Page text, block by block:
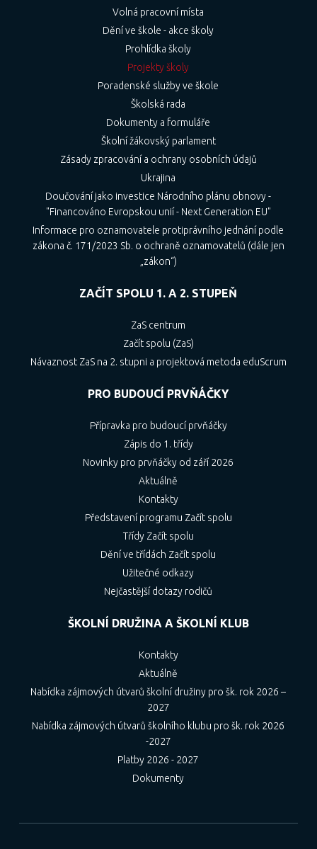
Volná pracovní místa
Dění ve škole - akce školy
Prohlídka školy
Projekty školy
Poradenské služby ve škole
Školská rada
Dokumenty a formuláře
Školní žákovský parlament
Zásady zpracování a ochrany osobních údajů
Ukrajina
Doučování jako investice Národního plánu obnovy -
"Financováno Evropskou unií - Next Generation EU"
Informace pro oznamovatele protiprávního jednání podle
zákona č. 171/2023 Sb. o ochraně oznamovatelů (dále jen
„zákon“)
ZAČÍT SPOLU 1. A 2. STUPEŇ
ZaS centrum
Začít spolu (ZaS)
Návaznost ZaS na 2. stupni a projektová metoda eduScrum
PRO BUDOUCÍ PRVŇÁČKY
Přípravka pro budoucí prvňáčky
Zápis do 1. třídy
Novinky pro prvňáčky od září 2026
Aktuálně
Kontakty
Představení programu Začít spolu
Třídy Začít spolu
Dění ve třídách Začít spolu
Užitečné odkazy
Nejčastější dotazy rodičů
ŠKOLNÍ DRUŽINA A ŠKOLNÍ KLUB
Kontakty
Aktuálně
Nabídka zájmových útvarů školní družiny pro šk. rok 2026 –
2027
Nabídka zájmových útvarů školního klubu pro šk. rok 2026
-2027
Platby 2026 - 2027
Dokumenty